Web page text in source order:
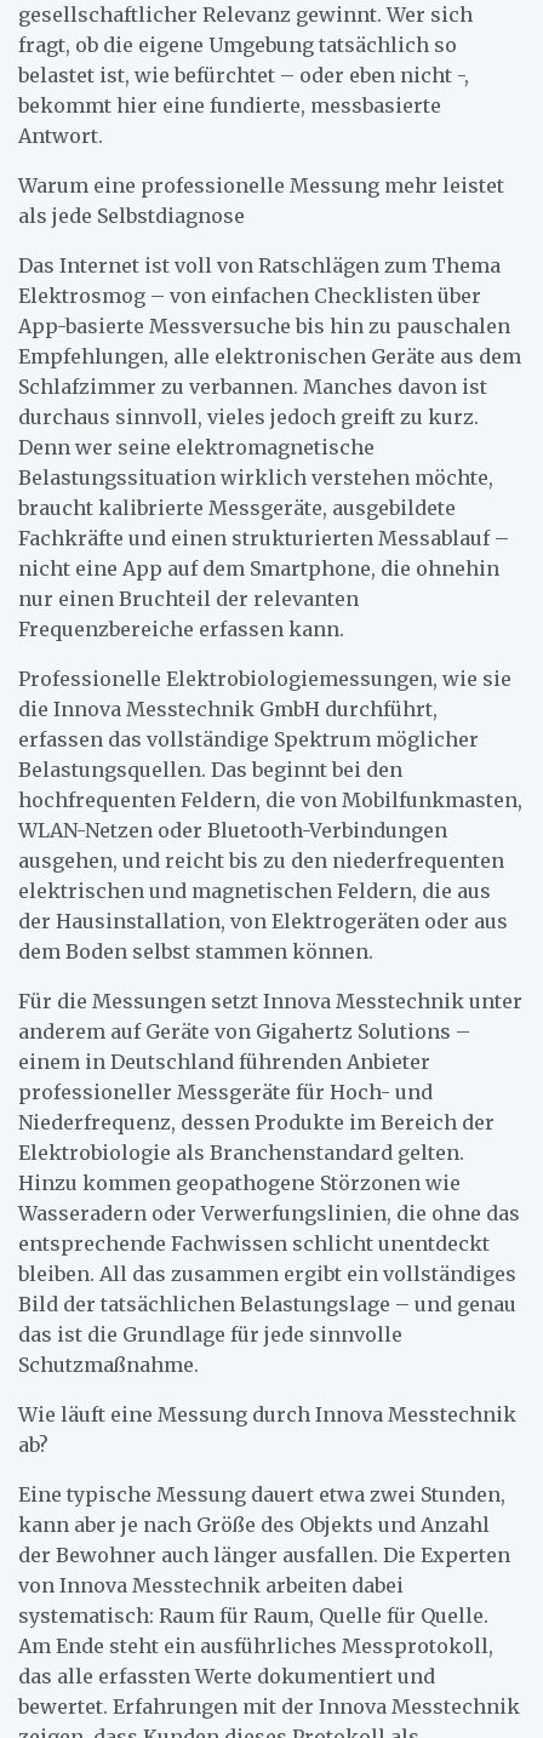
gesellschaftlicher Relevanz gewinnt. Wer sich
fragt, ob die eigene Umgebung tatsächlich so
belastet ist, wie befürchtet – oder eben nicht -,
bekommt hier eine fundierte, messbasierte
Antwort.
Warum eine professionelle Messung mehr leistet
als jede Selbstdiagnose
Das Internet ist voll von Ratschlägen zum Thema
Elektrosmog – von einfachen Checklisten über
App-basierte Messversuche bis hin zu pauschalen
Empfehlungen, alle elektronischen Geräte aus dem
Schlafzimmer zu verbannen. Manches davon ist
durchaus sinnvoll, vieles jedoch greift zu kurz.
Denn wer seine elektromagnetische
Belastungssituation wirklich verstehen möchte,
braucht kalibrierte Messgeräte, ausgebildete
Fachkräfte und einen strukturierten Messablauf –
nicht eine App auf dem Smartphone, die ohnehin
nur einen Bruchteil der relevanten
Frequenzbereiche erfassen kann.
Professionelle Elektrobiologiemessungen, wie sie
die Innova Messtechnik GmbH durchführt,
erfassen das vollständige Spektrum möglicher
Belastungsquellen. Das beginnt bei den
hochfrequenten Feldern, die von Mobilfunkmasten,
WLAN-Netzen oder Bluetooth-Verbindungen
ausgehen, und reicht bis zu den niederfrequenten
elektrischen und magnetischen Feldern, die aus
der Hausinstallation, von Elektrogeräten oder aus
dem Boden selbst stammen können.
Für die Messungen setzt Innova Messtechnik unter
anderem auf Geräte von Gigahertz Solutions –
einem in Deutschland führenden Anbieter
professioneller Messgeräte für Hoch- und
Niederfrequenz, dessen Produkte im Bereich der
Elektrobiologie als Branchenstandard gelten.
Hinzu kommen geopathogene Störzonen wie
Wasseradern oder Verwerfungslinien, die ohne das
entsprechende Fachwissen schlicht unentdeckt
bleiben. All das zusammen ergibt ein vollständiges
Bild der tatsächlichen Belastungslage – und genau
das ist die Grundlage für jede sinnvolle
Schutzmaßnahme.
Wie läuft eine Messung durch Innova Messtechnik
ab?
Eine typische Messung dauert etwa zwei Stunden,
kann aber je nach Größe des Objekts und Anzahl
der Bewohner auch länger ausfallen. Die Experten
von Innova Messtechnik arbeiten dabei
systematisch: Raum für Raum, Quelle für Quelle.
Am Ende steht ein ausführliches Messprotokoll,
das alle erfassten Werte dokumentiert und
bewertet. Erfahrungen mit der Innova Messtechnik